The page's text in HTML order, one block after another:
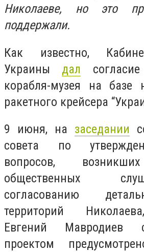
Николаеве, но это
поддержали.
Как известно,
Украины дал
корабля-музея на базе
ракетного крейсера
9 июня, на заседании
совета по
вопросов,
общественных
согласованию
территорий
Евгений Мавродиев
проектом